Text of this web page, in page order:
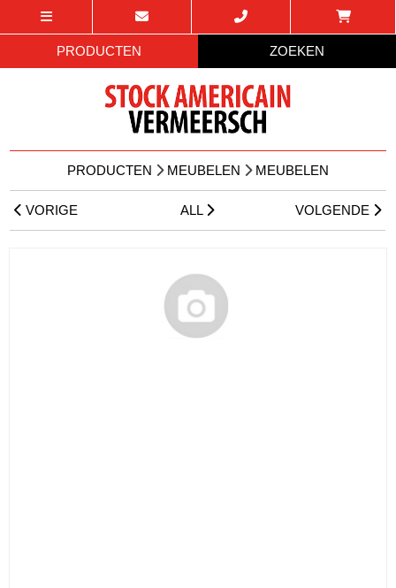
PRODUCTEN ZOEKEN
PRODUCTEN MEUBELEN MEUBELEN
VORIGE ALL VOLGENDE